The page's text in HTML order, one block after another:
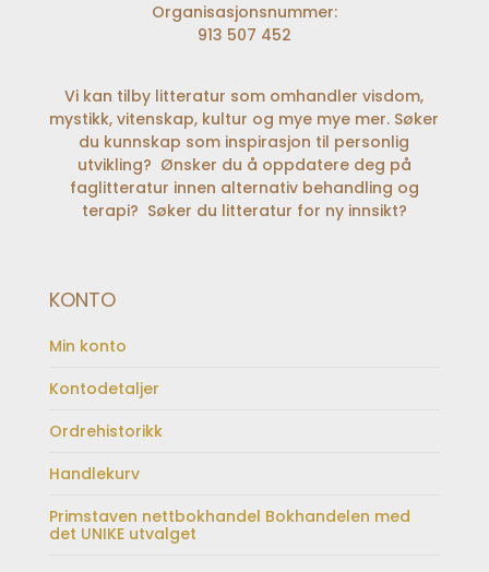
Organisasjonsnummer:
913 507 452
Vi kan tilby litteratur som omhandler visdom,
mystikk, vitenskap, kultur og mye mye mer. Søker
du kunnskap som inspirasjon til personlig
utvikling? Ønsker du å oppdatere deg på
faglitteratur innen alternativ behandling og
terapi? Søker du litteratur for ny innsikt?
KONTO
Min konto
Kontodetaljer
Ordrehistorikk
Handlekurv
Primstaven nettbokhandel Bokhandelen med
det UNIKE utvalget